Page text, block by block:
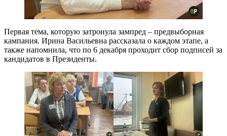
Первая тема, которую затронула зампред – предвыборная
кампания. Ирина Васильевна рассказала о каждом этапе, а
также напомнила, что по 6 декабря проходит сбор подписей за
кандидатов в Президенты.